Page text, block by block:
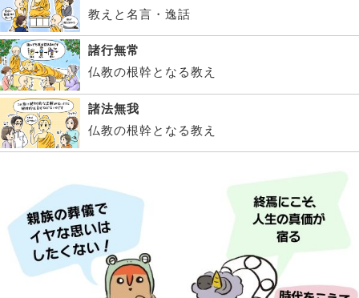
教えと名言・逸話
諸行無常
仏教の根幹となる教え
諸法無我
仏教の根幹となる教え